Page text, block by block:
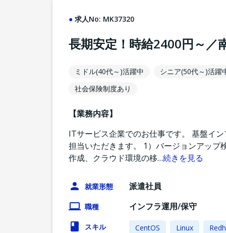
求人No: MK37320
長期安定！時給2400円～／
ミドル(40代～)活躍中
シニア(50代～)活躍
社会保険制度あり
【業務内容】
ITサービス企業でのお仕事です。 基盤イ
担当いただきます。 1）バージョンアップ
作成、クラウド環境の移…続きを見る
就業形態 派遣社員
職種 インフラ運用/保守
スキル CentOS Linux